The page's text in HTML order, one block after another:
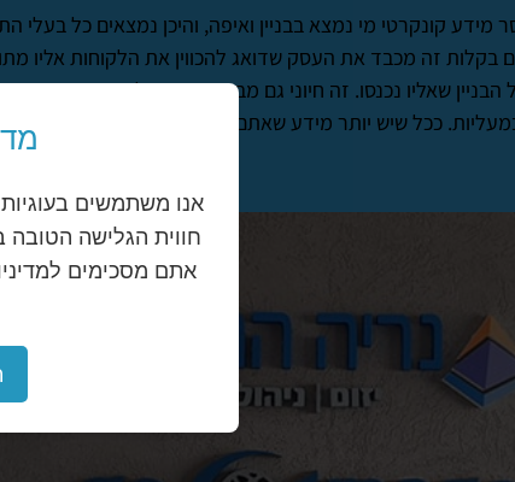
חווית הגלישה
אתם מסכימים
מידע קונקרטי מי נמצא בבניין ואיפה, והיכן נמצאים כל
בקלות זה מכבד את העסק שדואג להכווין את הלקוחות אליו
שאליו נכנסו. זה חיוני גם מבחינת החוק להזהיר אנשים
ככל שיש יותר מידע שאתם נותנים לקהל שלכם כך הוא גם